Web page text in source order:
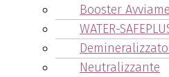
Booster
WATER-
Neutralizzante
L’assistenza sia
migliori batterie, più
esigenze del cliente,